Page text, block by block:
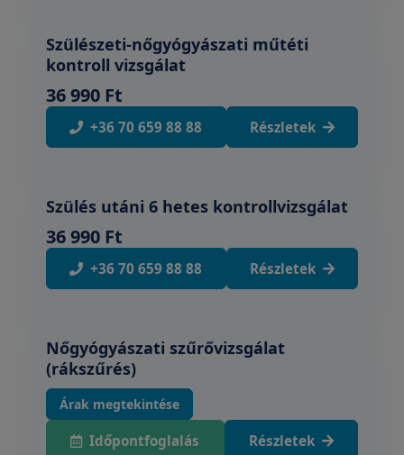
Szülészeti-nőgyógyászati műtéti
kontroll vizsgálat
36 990 Ft
+36 70 659 88 88 Részletek
Szülés utáni 6 hetes kontrollvizsgálat
36 990 Ft
+36 70 659 88 88 Részletek
Nőgyógyászati szűrővizsgálat
(rákszűrés)
Árak megtekintése
Időpontfoglalás Részletek